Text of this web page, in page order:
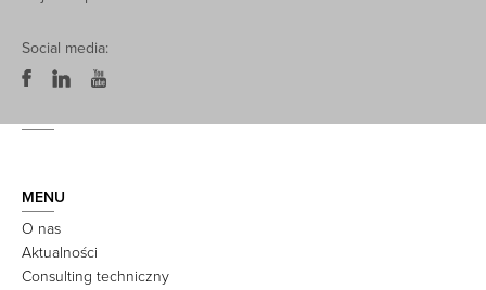
Social media:
MENU
O nas
Aktualności
Consulting techniczny